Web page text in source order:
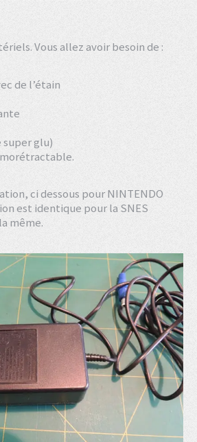
Vous allez avoir besoin de :
de l’étain
glu)
ci dessous pour NINTENDO
est identique pour la SNES
même.